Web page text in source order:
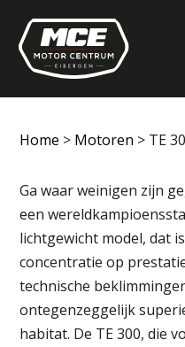
Home > Motoren > TE
Ga waar weinigen zijn
een
lichtgewicht model, dat
concentratie op
technische
ontegenzeggelijk
habitat. De TE 300, die